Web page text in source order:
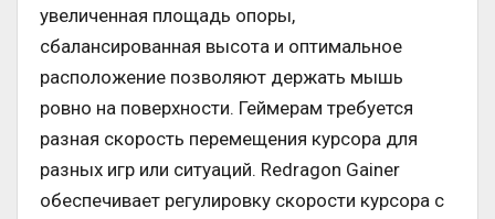
увеличенная площадь опоры,
сбалансированная высота и оптимальное
расположение позволяют держать мышь
ровно на поверхности. Геймерам требуется
разная скорость перемещения курсора для
разных игр или ситуаций. Redragon Gainer
обеспечивает регулировку скорости курсора с